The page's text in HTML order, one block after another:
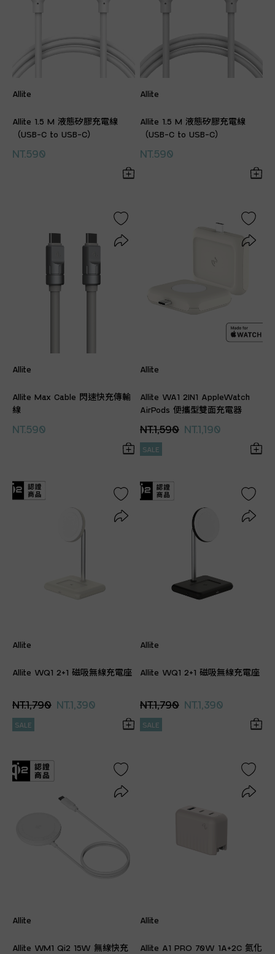
Allite
Allite 1.5 M 液態矽膠充電線
（USB-C to USB-C）
NT.590
Allite
Allite 1.5 M 液態矽膠充電線
（USB-C to USB-C）
NT.590
Allite
Allite Max Cable 閃速快充傳輸
線
NT.590
Allite
Allite WA1 2IN1 AppleWatch
AirPods 便攜型雙面充電器
NT.1,590 NT.1,190
SALE
Allite
Allite WQ1 2+1 磁吸無線充電座
NT.1,790 NT.1,390
SALE
Allite
Allite WQ1 2+1 磁吸無線充電座
NT.1,790 NT.1,390
SALE
Allite
Allite WM1 Qi2 15W 無線快充
Allite
Allite A1 PRO 70W 1A+2C 氮化